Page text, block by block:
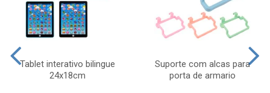
Tablet interativo bilingue
24x18cm
Suporte com alcas para
porta de armario